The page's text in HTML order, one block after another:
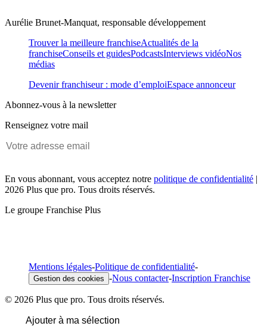
Aurélie Brunet-Manquat, responsable développement
Trouver la meilleure franchiseActualités de la
franchiseConseils et guidesPodcastsInterviews vidéoNos
médias
Devenir franchiseur : mode d’emploiEspace annonceur
Abonnez-vous à la newsletter
Renseignez votre mail
En vous abonnant, vous acceptez notre politique de confidentialité |
2026 Plus que pro. Tous droits réservés.
Le groupe Franchise Plus
Mentions légales-Politique de confidentialité-
Gestion des cookies -Nous contacter-Inscription Franchise
© 2026 Plus que pro. Tous droits réservés.
Ajouter à ma sélection